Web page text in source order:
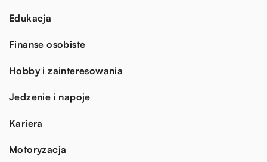
Edukacja
Finanse osobiste
Hobby i zainteresowania
Jedzenie i napoje
Kariera
Motoryzacja